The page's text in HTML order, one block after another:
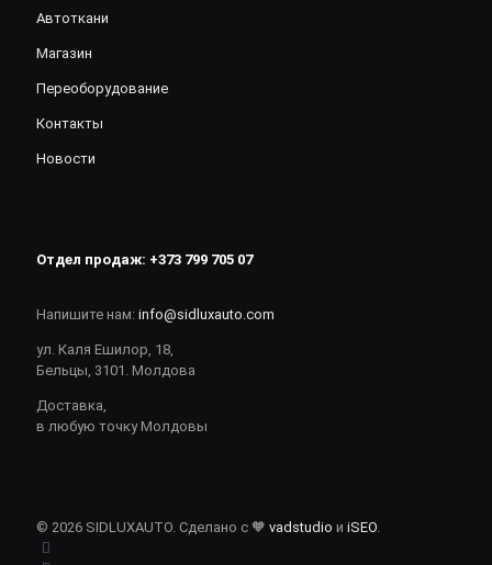
Автоткани
Магазин
Переоборудование
Контакты
Новости
Отдел продаж: +373 799 705 07
Напишите нам: info@sidluxauto.com
ул. Каля Ешилор, 18,
Бельцы, 3101. Молдова
Доставка,
в любую точку Молдовы
© 2026 SIDLUXAUTO. Сделано с 🧡 vadstudio и iSEO